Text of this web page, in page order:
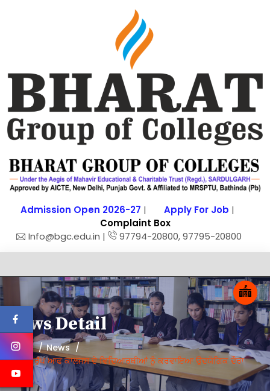
Admission Open 2026-27 | Apply For Job |
Complaint Box
Info@bgc.edu.in |
97794-20800, 97795-20800
News Detail
Home
News
ਭਾਰਤ ਗਰੁੱਪ ਆਫ ਕਾਲਜਸ ਦੇ ਵਿਦਿਆਰਥੀਆਂ ਨੂੰ ਕਰਵਾਇਆ ਉਦਯੋਗਿਕ ਦੌਰਾ